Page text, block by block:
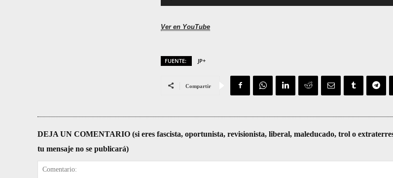
Ver en YouTube
FUENTE: JP+
Compartir
DEJA UN COMENTARIO (si eres fascista, oportunista, revisionista, liberal, maleducado, trol o
tu mensaje no se publicará)